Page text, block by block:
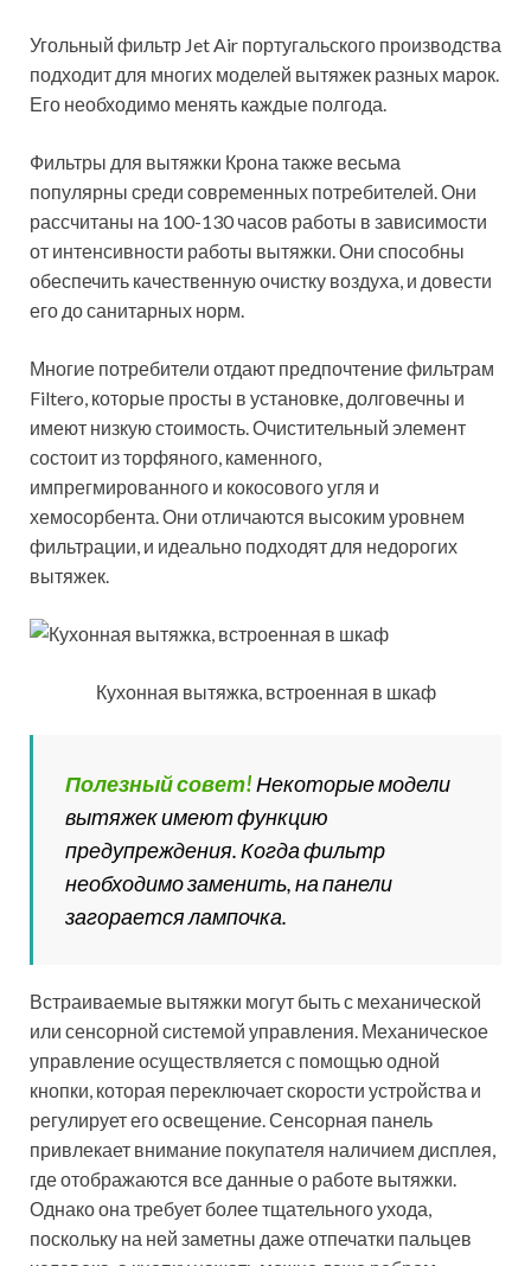
Угольный фильтр Jet Air португальского производства
подходит для многих моделей вытяжек разных марок.
Его необходимо менять каждые полгода.
Фильтры для вытяжки Крона также весьма
популярны среди современных потребителей. Они
рассчитаны на 100-130 часов работы в зависимости
от интенсивности работы вытяжки. Они способны
обеспечить качественную очистку воздуха, и довести
его до санитарных норм.
Многие потребители отдают предпочтение фильтрам
Filtero, которые просты в установке, долговечны и
имеют низкую стоимость. Очистительный элемент
состоит из торфяного, каменного,
импрегмированного и кокосового угля и
хемосорбента. Они отличаются высоким уровнем
фильтрации, и идеально подходят для недорогих
вытяжек.
Кухонная вытяжка, встроенная в шкаф
Полезный совет!Некоторые модели
вытяжек имеют функцию
предупреждения. Когда фильтр
необходимо заменить, на панели
загорается лампочка.
Встраиваемые вытяжки могут быть с механической
или сенсорной системой управления. Механическое
управление осуществляется с помощью одной
кнопки, которая переключает скорости устройства и
регулирует его освещение. Сенсорная панель
привлекает внимание покупателя наличием дисплея,
где отображаются все данные о работе вытяжки.
Однако она требует более тщательного ухода,
поскольку на ней заметны даже отпечатки пальцев